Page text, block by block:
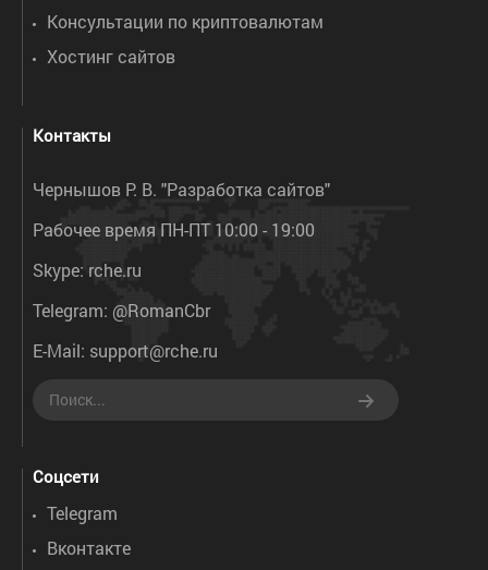
Консультации по криптовалютам
Хостинг сайтов
Контакты
Чернышов Р. В. "Разработка сайтов"
Рабочее время ПН-ПТ 10:00 - 19:00
Skype: rche.ru
Telegram: @RomanCbr
E-Mail: support@rche.ru
Соцсети
Telegram
Вконтакте